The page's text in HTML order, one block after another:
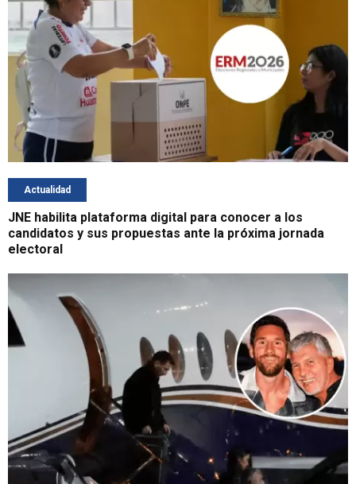
Actualidad
JNE habilita plataforma digital para conocer a los
candidatos y sus propuestas ante la próxima jornada
electoral